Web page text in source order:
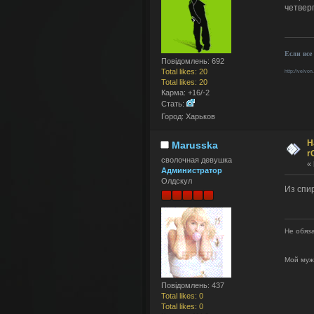
velvon
test
photon
velvon
: О,
photon [23 09 21:11:40] :
velvon
velvon
velvon
Во,
velvon [18 01 16:30:04]
И
vovoshka
:
С ДР,
velvon [20 12 19:20:15]
velvon
velvon
Ну по
velvon
vovoshka
photon
vovoshka
vovoshka
Повідомлень: 692
Total likes: 20
Total likes: 20
Карма: +16/-2
Стать:
Город: Харьков
Если
http://
Marusska
сволочная девушка
Администратор
Олдскул
Повідомлень: 437
Total likes: 0
Total likes: 0
«
Из
Не
Мой